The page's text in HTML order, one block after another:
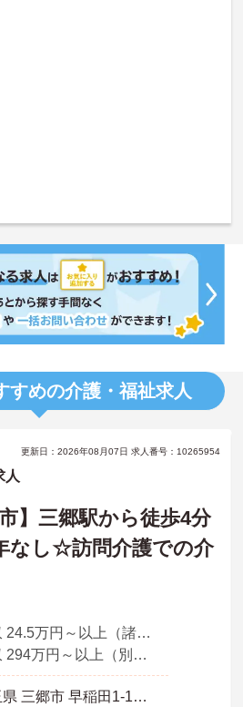
すめの介護・福祉求人
更新日：2026年08月07日 求人番号：10265954
人
】三郷駅から徒歩4分
なし☆訪問介護での介
月収 24.5万円～以上（諸手当込み）
年収 294万円～以上（別途賞与付与）
埼玉県 三郷市 早稲田1-17-19 斉藤店舗C号